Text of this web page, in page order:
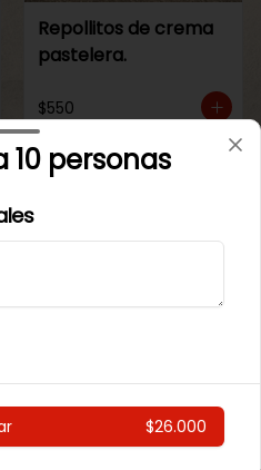
Repollitos de crema
pastelera.
$550
REGALAR.
Cajita Lenguita de
10 personas
$26.000